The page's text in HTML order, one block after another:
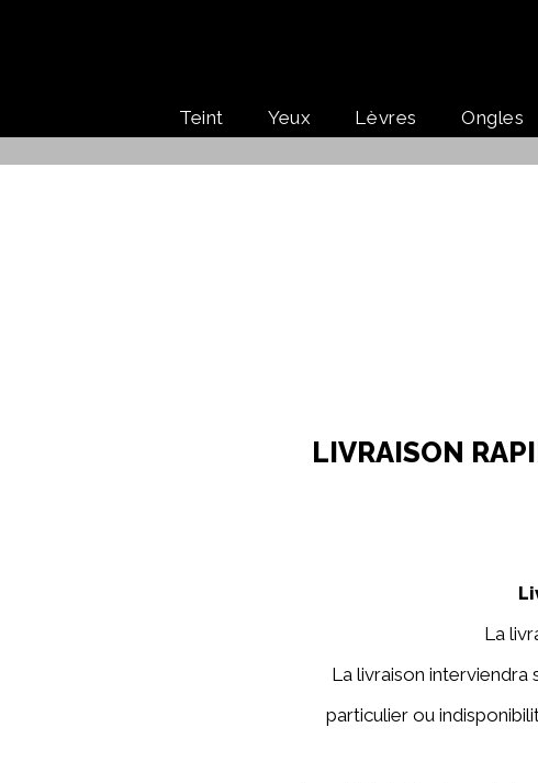
Teint Yeux Lèvres Ongles
LIVRAISON
La
La livraison interviendra
particulier ou